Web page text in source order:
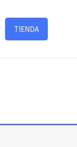
TIENDA